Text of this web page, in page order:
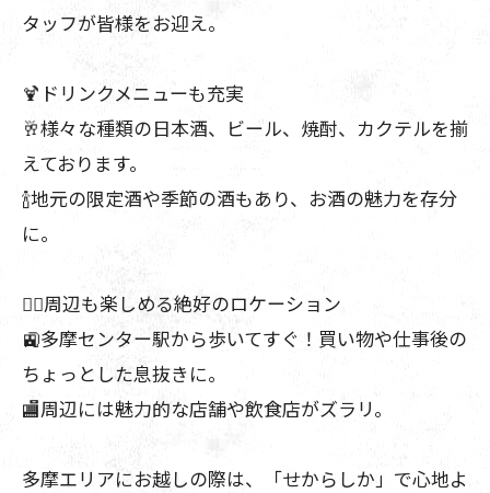
タッフが皆様をお迎え。
🍹ドリンクメニューも充実
🥂様々な種類の日本酒、ビール、焼酎、カクテルを揃
えております。
🍾地元の限定酒や季節の酒もあり、お酒の魅力を存分
に。
🚶‍♀️周辺も楽しめる絶好のロケーション
🚉多摩センター駅から歩いてすぐ！買い物や仕事後の
ちょっとした息抜きに。
🏬周辺には魅力的な店舗や飲食店がズラリ。
多摩エリアにお越しの際は、「せからしか」で心地よ